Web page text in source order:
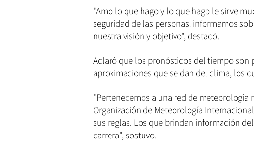
"Amo lo que hago y lo que hago le sirve
seguridad de las personas, informamos
nuestra visión y objetivo", destacó.
Aclaró que los pronósticos del tiempo son
aproximaciones que se dan del clima, los
"Pertenecemos a una red de meteorología
Organización de Meteorología
sus reglas. Los que brindan información
carrera", sostuvo.